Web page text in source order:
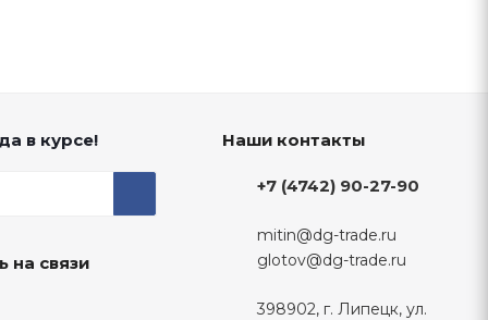
в курсе!
на связи
Наши контакты
+7 (4742) 90-27-90
mitin@dg-trade.ru
glotov@dg-trade.ru
398902, г. Липецк, ул.